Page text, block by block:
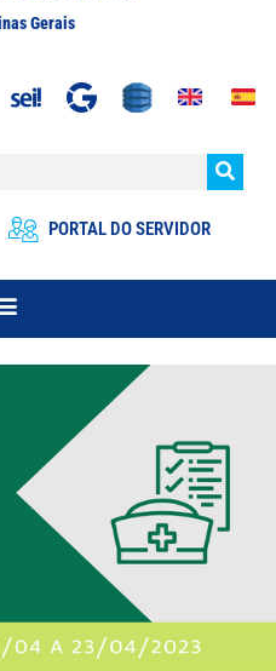
Gerais
PORTAL DO SERVIDOR